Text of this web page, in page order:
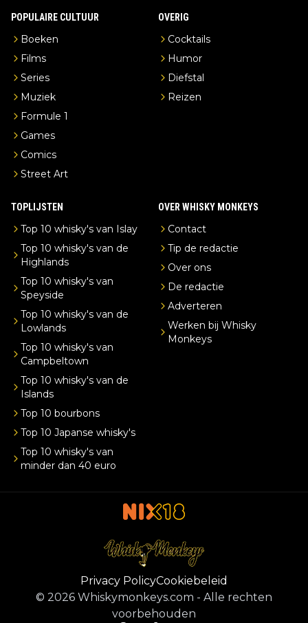
POPULAIRE CULTUUR
Boeken
Films
Series
Muziek
Formule 1
Games
Comics
Street Art
OVERIG
Cocktails
Humor
Diefstal
Reizen
TOPLIJSTEN
Top 10 whisky's van Islay
Top 10 whisky's van de
Highlands
Top 10 whisky's van
Speyside
Top 10 whisky's van de
Lowlands
Top 10 whisky's van
Campbeltown
Top 10 whisky's van de
Islands
Top 10 bourbons
Top 10 Japanse whisky's
Top 10 whisky's van
minder dan 40 euro
OVER WHISKY MONKEYS
Contact
Tip de redactie
Over ons
De redactie
Adverteren
Werken bij Whisky
Monkeys
Privacy PolicyCookiebeleid
© 2026 Whiskymonkeys.com - Alle rechten
voorbehouden